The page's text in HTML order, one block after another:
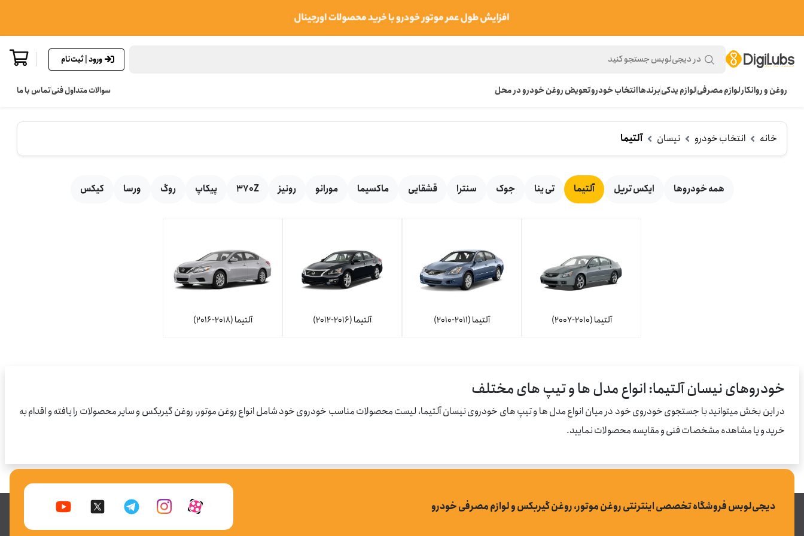
ورود | ثبت‌نام
روغن و روانکارلوازم مصرفیلوازم یدکیبرندهاانتخاب خودروتعویض روغن خودرو در محل سوالات متداول فنیتماس با ما
خانه انتخاب خودرو نیسان آلتیما
همه خودروها ایکس تریل آلتیما تی ینا جوک سنترا قشقایی ماکسیما مورانو رونیز 370Z پیکاپ روگ ورسا کیکس
آلتیما (2010-2007) آلتیما (2011-2010) آلتیما (2016-2012) آلتیما (2018-2016)
خودروهای نیسان آلتیما: انواع مدل ها و تیپ های مختلف
در این بخش میتوانید با جستجوی خودروی خود در میان انواع مدل ها و تیپ های خودروی نیسان آلتیما، لیست محصولات مناسب خودروی خود شامل انواع روغن موتور، روغن گیربکس و سایر محصولات را یافته و اقدام به
خرید و یا مشاهده مشخصات فنی و مقایسه محصولات نمایید.
دیجی‌لوبس فروشگاه تخصصی اینترنتی روغن موتور، روغن گیربکس و لوازم مصرفی خودرو